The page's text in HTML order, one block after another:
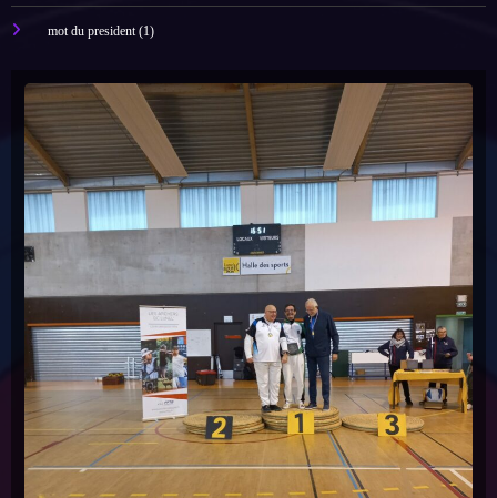
mot du president(1)